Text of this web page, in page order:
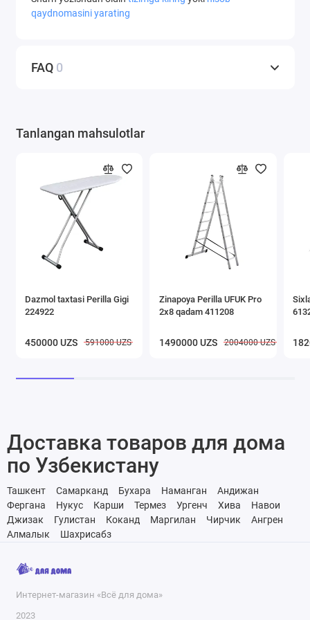
qaydnomasini yarating
FAQ 0
Tanlangan mahsulotlar
Dazmol taxtasi Perilla Gigi
224922
450000 UZS 591000 UZS
Zinapoya Perilla UFUK Pro
2х8 qadam 411208
1490000 UZS 2004000 UZS
Доставка товаров для дома
по Узбекистану
Ташкент Самарканд Бухара Наманган
Андижан
Фергана
Нукус Карши Термез Ургенч Хива
Навои
Джизак
Гулистан Коканд Маргилан Чирчик
Ангрен
Алмалык
Шахрисабз
Интернет-магазин «Всё для дома»
2023